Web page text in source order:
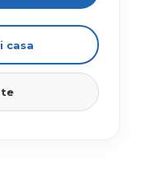
casa